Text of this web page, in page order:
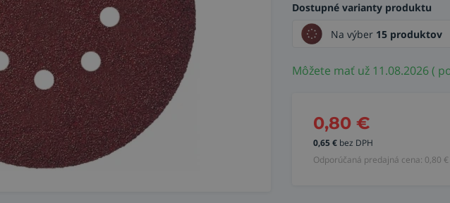
Dostupné varianty produktu
Na výber 15 produktov
Môžete mať už 11.08.2026 (
0,80 €
0,65€ bez DPH
Odporúčaná predajná cena: 0,80